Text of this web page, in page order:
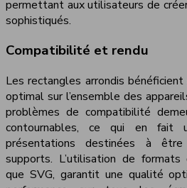
permettant aux utilisateurs de
sophistiqués.
Compatibilité et rendu
Les rectangles arrondis bénéficient
optimal sur l’ensemble des
problèmes de compatibilité
contournables, ce qui en fait
présentations destinées à
supports. L’utilisation de formats
que SVG, garantit une qualité